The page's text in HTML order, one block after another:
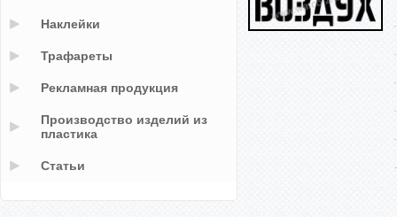
Наклейки
Трафареты
Рекламная продукция
Производство изделий из
пластика
Статьи